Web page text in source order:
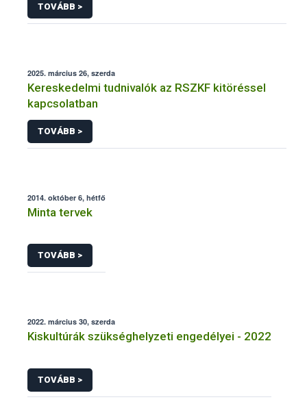
TOVÁBB >
2025. március 26, szerda
Kereskedelmi tudnivalók az RSZKF kitöréssel
kapcsolatban
TOVÁBB >
2014. október 6, hétfő
Minta tervek
TOVÁBB >
2022. március 30, szerda
Kiskultúrák szükséghelyzeti engedélyei - 2022
TOVÁBB >